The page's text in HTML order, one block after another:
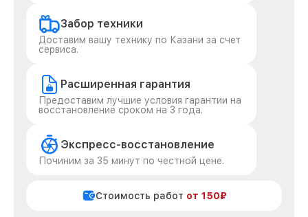
Забор техники
Доставим вашу технику по Казани за счет
сервиса.
Расширенная гарантия
Предоставим лучшие условия гарантии на
восстановление сроком на 3 года.
Экспресс-восстановление
Починим за 35 минут по честной цене.
Стоимость работ от 150₽